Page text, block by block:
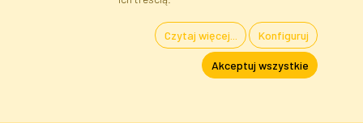
Kwiaty i Rośliny Sztuczne · Hurtownia i Sklep Internetowy · Bezpośredni
Importer · Warszawa, Błonie
Czytaj więcej... Konfiguruj
Akceptuj wszystkie